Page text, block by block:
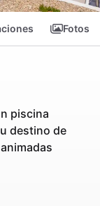
Fotos
piscina
destino de